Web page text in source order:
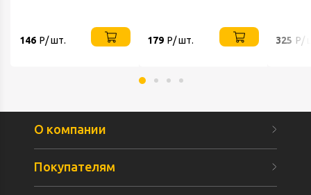
146 Р/ шт. 179 Р/ шт. 325 Р/
О компании
Покупателям